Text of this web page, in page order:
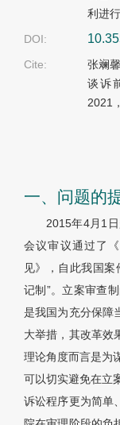
利进
DOI:
Cite:
张斓
谈诉
2021
一、问题的
2015年4月1
会议审议通过了
见》，自此我国案
记制”。立案审查
是我国为充分保障
大举措，其改革效
理论角度而言是为
可以切实避免在立
诉讼程序更为简单